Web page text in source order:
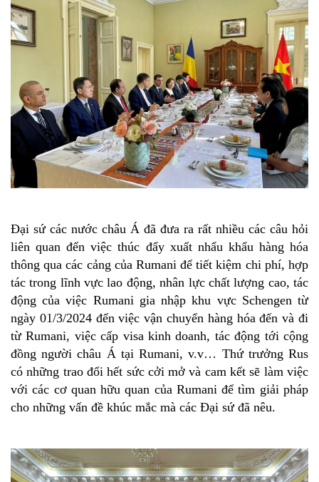
Đại sứ các nước châu Á đã đưa ra rất nhiều các câu hỏi
liên quan đến việc thúc đẩy xuất nhẩu khẩu hàng hóa
thông qua các cảng của Rumani để tiết kiệm chi phí, hợp
tác trong lĩnh vực lao động, nhân lực chất lượng cao, tác
động của việc Rumani gia nhập khu vực Schengen từ
ngày 01/3/2024 đến việc vận chuyển hàng hóa đến và đi
từ Rumani, việc cấp visa kinh doanh, tác động tới cộng
đồng người châu Á tại Rumani, v.v… Thứ trưởng Rus
có những trao đổi hết sức cởi mở và cam kết sẽ làm việc
với các cơ quan hữu quan của Rumani để tìm giải pháp
cho những vấn đề khúc mắc mà các Đại sứ đã nêu.